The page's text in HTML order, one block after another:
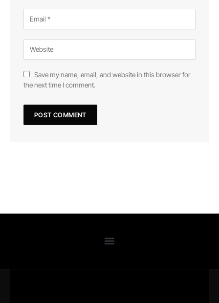
Save my name, email, and website in this browser for
the next time I comment.